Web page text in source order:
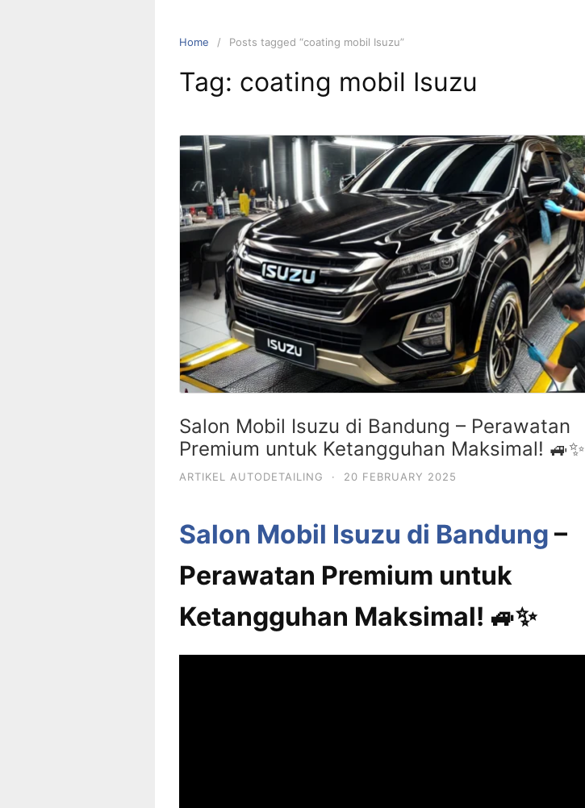
Home Posts tagged “coating mobil Isuzu”
Tag: coating mobil Isuzu
Salon Mobil Isuzu di Bandung – Perawatan
Premium untuk Ketangguhan Maksimal! 🚙✨
ARTIKEL AUTODETAILING · 20 FEBRUARY 2025
Salon Mobil Isuzu di Bandung –
Perawatan Premium untuk
Ketangguhan Maksimal! 🚙✨